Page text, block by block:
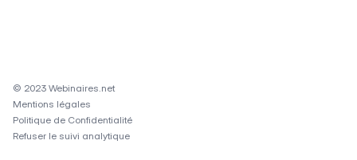
© 2023 Webinaires.net
Mentions légales
Politique de Confidentialité
Refuser le suivi analytique